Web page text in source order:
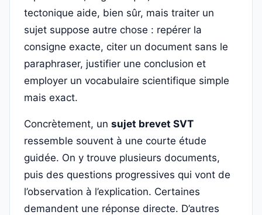
tectonique aide, bien sûr, mais traiter un
sujet suppose autre chose : repérer la
consigne exacte, citer un document sans le
paraphraser, justifier une conclusion et
employer un vocabulaire scientifique simple
mais exact.
Concrètement, un sujet brevet SVT
ressemble souvent à une courte étude
guidée. On y trouve plusieurs documents,
puis des questions progressives qui vont de
l’observation à l’explication. Certaines
demandent une réponse directe. D’autres